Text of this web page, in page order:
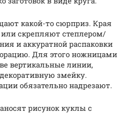
какой-то сюрприз. Края
или скрепляют степлером/
и аккуратной распаковки
Для этого ножницами
вертикальные линии,
змейку.
обязательно надрезают.
рисунок куклы с